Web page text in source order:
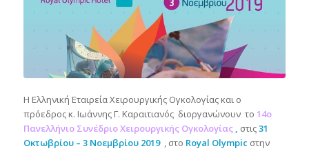
Η Ελληνική Εταιρεία Χειρουργικής Ογκολογίας και ο
πρόεδρος κ. Ιωάννης Γ. Καραιτιανός διοργανώνουν το 14ο
Πανελλήνιο Συνέδριο Χειρουργικής Ογκολογίας, στις31
Οκτωβρίου – 3 Νοεμβρίου 2019, στο Royal Olympic στην